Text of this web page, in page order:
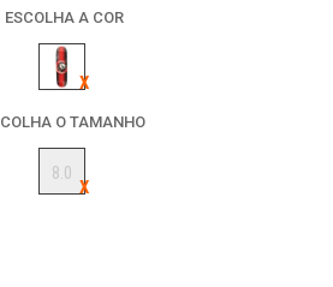
ESCOLHA A COR
O TAMANHO
8.0